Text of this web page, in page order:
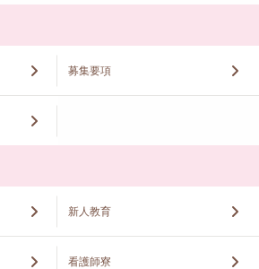
募集要項
新人教育
看護師寮